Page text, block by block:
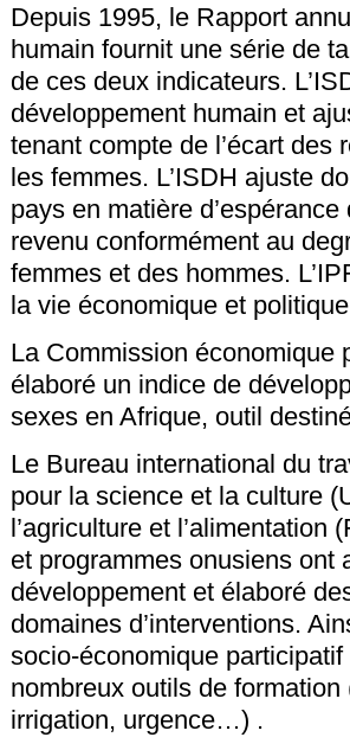
Depuis 1995, le Rapport
humain fournit une série de
de ces deux indicateurs.
développement humain et
tenant compte de l’écart des
les femmes. L’ISDH ajuste
pays en matière
revenu conformément au
femmes et des hommes.
la vie économique et politique
La Commission économique
élaboré un indice de
sexes en Afrique, outil
Le Bureau international du
pour la science et la culture
l’agriculture et l’alimentation
et programmes onusiens ont
développement et élaboré
domaines d’interventions.
socio-économique
nombreux outils de
irrigation, urgence…) .